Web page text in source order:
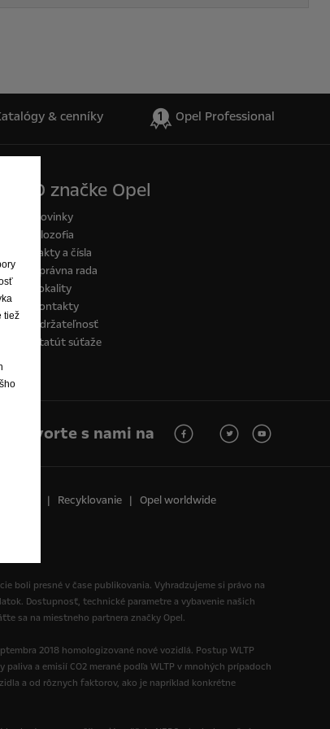
& cenníky Opel Professional
O značke Opel
Novinky
Filozofia
Fakty a čísla
Správna rada
Lokality
Kontakty
Udržateľnosť
Štatút súťaže
Hovorte s nami na
Recyklovanie
Opel worldwide
boli presné v čase publikovania. Vyhradzujeme si právo na
Dostupnosť, technické parametre a vybavenie našich
sa na miestneho partnera značky Opel.
2018 homologizované nové vozidlá. Postup WLTP
a emisií CO2 merané podľa WLTP v mnohých prípadoch
a od rôznych faktorov, ako je napríklad konkrétne
tiež